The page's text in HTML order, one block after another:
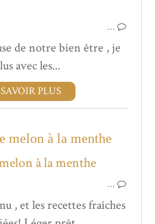
…
de notre bien être , je
avec les...
PLUSSALÉES
melon à la menthe
…
, et les recettes fraîches